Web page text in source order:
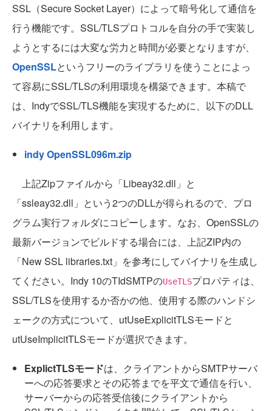
SSL（Secure Socket Layer）によって暗号化して通信を
行う機能です。SSL/TLSプロトコルを自分の手で実装し
ようとするには大変な労力と時間が必要となりますが、
OpenSSLというフリーのライブラリを使うことによっ
て容易にSSL/TLSの利用環境を構築できます。本稿で
は、IndyでSSL/TLS機能を実現するために、以下のDLL
バイナリを利用します。
indy OpenSSL096m.zip
上記Zipファイルから「Libeay32.dll」と
「ssleay32.dll」という2つのDLLが得られるので、プロ
グラム実行フォルダにコピーします。なお、OpenSSLの
最新バージョンでビルドする場合には、上記ZIP内の
「New SSL libraries.txt」を参考にしてバイナリを生成し
てください。Indy 10のTIdSMTPのUseTLSプロパティは、
SSL/TLSを使用するか否かの他、使用する際のハンドシ
ェークの方式について、utUseExplicitTLSモードと
utUseImplicitTLSモードが選択できます。
ExplictTLSモードは、クライアントからSMTPサーバ
ーへの応答要求とその応答までを平文で通信を行い、
サーバーからの応答受信後にクライアントから